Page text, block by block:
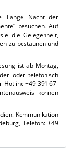
Lange Nacht der
besuchen. Auf
die Gelegenheit,
zu bestaunen und
ist ab Montag,
oder telefonisch
Hotline +49 391 67-
können
Kommunikation
Telefon: +49